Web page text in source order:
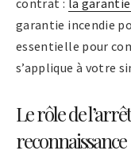
contrat : la
garantie incendie
essentielle pour
s’applique à votre
Le rôle de
reconnaissance